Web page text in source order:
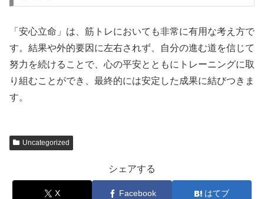
「安心立命」は、筋トレにおいても非常に有用な考え方で
す。結果や外的要因に左右されず、自分の進む道を信じて
努力を続けることで、心の平安とともにトレーニングに取
り組むことができ、最終的には安定した成果に結びつきま
す。
Uncategorized
シェアする
X Facebook はてブ